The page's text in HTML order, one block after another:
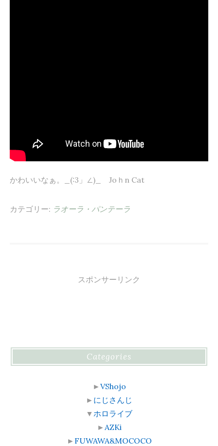
かわいいなぁ。_(:3」∠)_ Joｈn Cat
カテゴリー: ラオーラ・パンテーラ
スポンサーリンク
Categories
►VShojo
► にじさんじ
▼ ホロライブ
► AZKi
► FUWAWA&MOCOCO